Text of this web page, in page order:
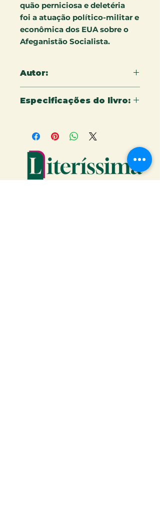
quão perniciosa e deletéria
foi a atuação político-militar e
econômica dos EUA sobre o
Afeganistão Socialista.
Autor:
Especificações do livro: